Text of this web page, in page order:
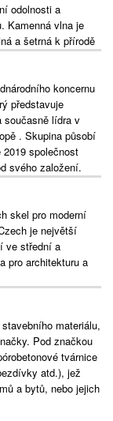
odolnosti a
Kamenná vlna je
a šetrná k přírodě
koncernu
představuje
současně lídra v
. Skupina působí
společnost
svého založení.
skel pro moderní
je největší
ve střední a
pro architekturu a
materiálu,
Pod značkou
tvárnice
atd.), jež
a bytů, nebo jejich